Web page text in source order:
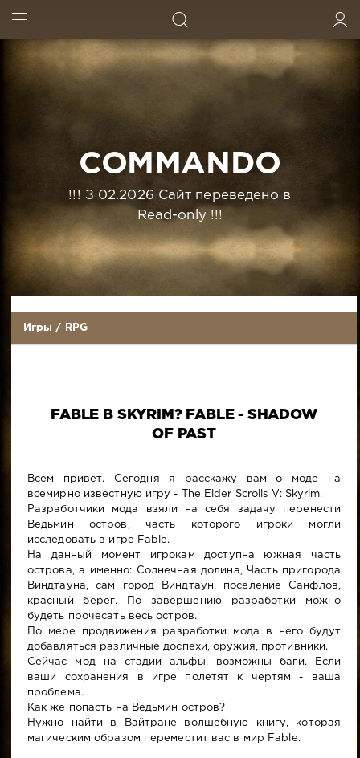
COMMANDO
!!! З 02.2026 Сайт переведено в
Read-only !!!
Игры / RPG
FABLE В SKYRIM? FABLE - SHADOW
OF PAST
Всем привет. Сегодня я расскажу вам о моде на
всемирно известную игру - The Elder Scrolls V: Skyrim.
Разработчики мода взяли на себя задачу перенести
Ведьмин остров, часть которого игроки могли
исследовать в игре Fable.
На данный момент игрокам доступна южная часть
острова, а именно: Солнечная долина, Часть пригорода
Виндтауна, сам город Виндтаун, поселение Санфлов,
красный берег. По завершению разработки можно
будеть прочесать весь остров.
По мере продвижения разработки мода в него будут
добавляться различные доспехи, оружия, противники.
Сейчас мод на стадии альфы, возможны баги. Если
ваши сохранения в игре полетят к чертям - ваша
проблема.
Как же попасть на Ведьмин остров?
Нужно найти в Вайтране волшебную книгу, которая
магическим образом переместит вас в мир Fable.